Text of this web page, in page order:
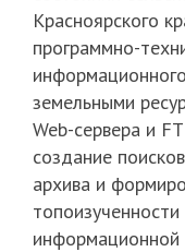
Красноярского
программно-
земельными
Web-сервера и
создание
архива и
информационной